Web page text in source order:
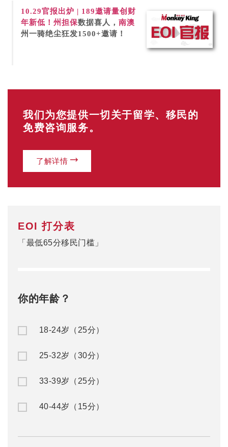
10.29官报出炉 | 189邀请量创财
年新低！ 州担保数据喜人， 南澳
州一骑绝尘狂发1500+邀请！
我们为您提供一切关于留学、移民的
免费咨询服务。
了解详情
EOI 打分表
「最低65分移民门槛」
你的年龄？
18-24岁（25分）
25-32岁（30分）
33-39岁（25分）
40-44岁（15分）